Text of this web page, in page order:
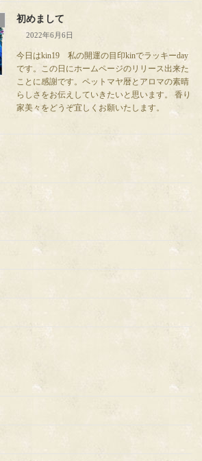
初めまして
2022年6月6日
今日はkin19 私の開運の目印kinでラッキーday
です。この日にホームページのリリース出来た
ことに感謝です。ペットマヤ暦とアロマの素晴
らしさをお伝えしていきたいと思います。 香り
家美々をどうぞ宜しくお願いたします。